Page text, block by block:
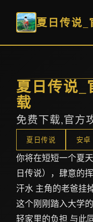
夏日传说_
夏日传说_
载
免费下载,官方
夏日传说 安卓
你将在短短一个夏
日传说），肆意的
汗水 主角的老爸挂
这个刚刚踏入大学
轻家里的负担 与此